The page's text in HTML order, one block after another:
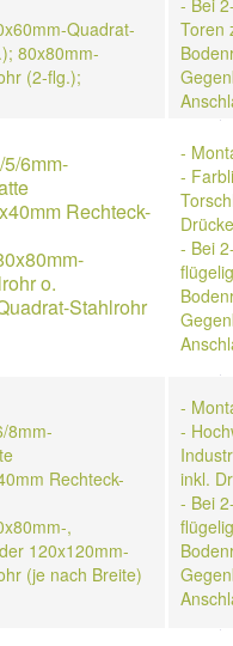
Quadrat-
80x80mm-
(2-flg.);
- Bei
Toren
6mm-
Rechteck-
o.
Stahlrohr
-
-
- Bei
8mm-
Rechteck-
,
120x120mm-
(je nach Breite)
-
-
inkl.
- Bei